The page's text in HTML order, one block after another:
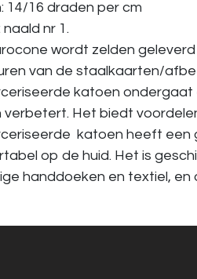
14/16 draden per cm
naald nr 1.
wordt zelden
van de staalkaarten/
katoen
verbetert. Het biedt
katoen heeft een
op de huid. Het is
handdoeken en textiel, en